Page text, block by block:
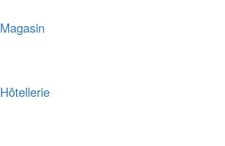
Magasin
Hôtellerie